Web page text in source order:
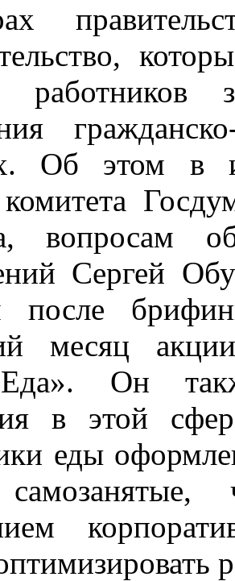
работников
Об этом в
вопросам
Сергей
после
месяц
Он
в этой
еды